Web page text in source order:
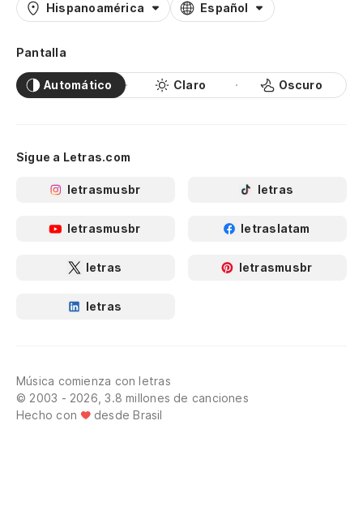
Hispanoamérica Español
Pantalla
Automático Claro Oscuro
Sigue a Letras.com
letrasmusbr letras
letrasmusbr letraslatam
letras letrasmusbr
letras
Música comienza con letras
© 2003 - 2026, 3.8 millones de canciones
Hecho con
desde Brasil